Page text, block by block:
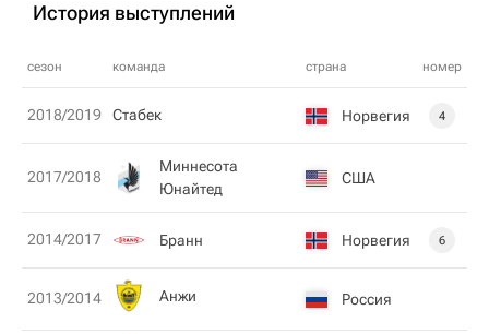
История выступлений
сезон команда страна номер
2018/2019 Стабек Норвегия 4
2017/2018
Миннесота
Юнайтед
США
2014/2017 Бранн Норвегия 6
2013/2014 Анжи Россия